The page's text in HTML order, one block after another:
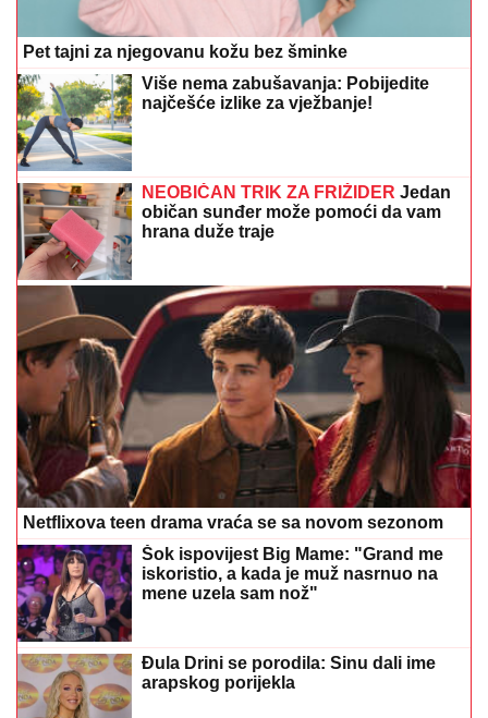
Pet tajni za njegovanu kožu bez šminke
Više nema zabušavanja: Pobijedite
najčešće izlike za vježbanje!
NEOBIČAN TRIK ZA FRIŽIDER Jedan
običan sunđer može pomoći da vam
hrana duže traje
Netflixova teen drama vraća se sa novom sezonom
Šok ispovijest Big Mame: "Grand me
iskoristio, a kada je muž nasrnuo na
mene uzela sam nož"
Đula Drini se porodila: Sinu dali ime
arapskog porijekla